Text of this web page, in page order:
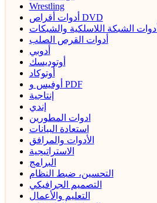
Wrestling
أدوات أقراص DVD
أدوات الشبكة اللاسلكية والشبكات
أدوات القرص الصلب
أدوبي
أوتوديسك
أوتوكاد
أوفيس و PDF
إنتاجية
إندي
ادوات المطورين
استعادة البيانات
الأدوات والمرافق
الاستراتيجية
البرامج
التحسين، ضبط النظام
التصميم الجرافيكي
التعليم والأعمال